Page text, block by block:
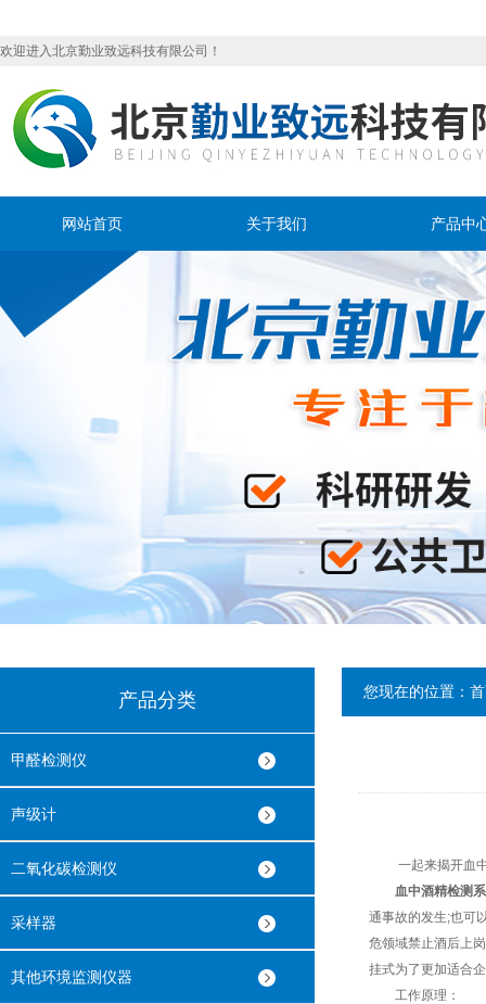
欢迎进入北京勤业致远科技有限公司！
网站首页 关于我们 产品中
产品分类
甲醛检测仪
声级计
二氧化碳检测仪
采样器
其他环境监测仪器
您现在的位置：
一起来揭开血中
血中酒精检测
通事故的发生;也可
危领域禁止酒后上
挂式为了更加适合
工作原理：